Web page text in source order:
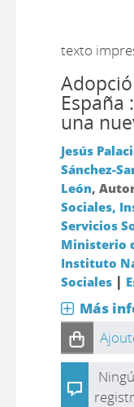
texto
España
una
Jesús
Sánchez-
León,
Sociales,
Servicios
Ministerio
Instituto
Sociales|
Más